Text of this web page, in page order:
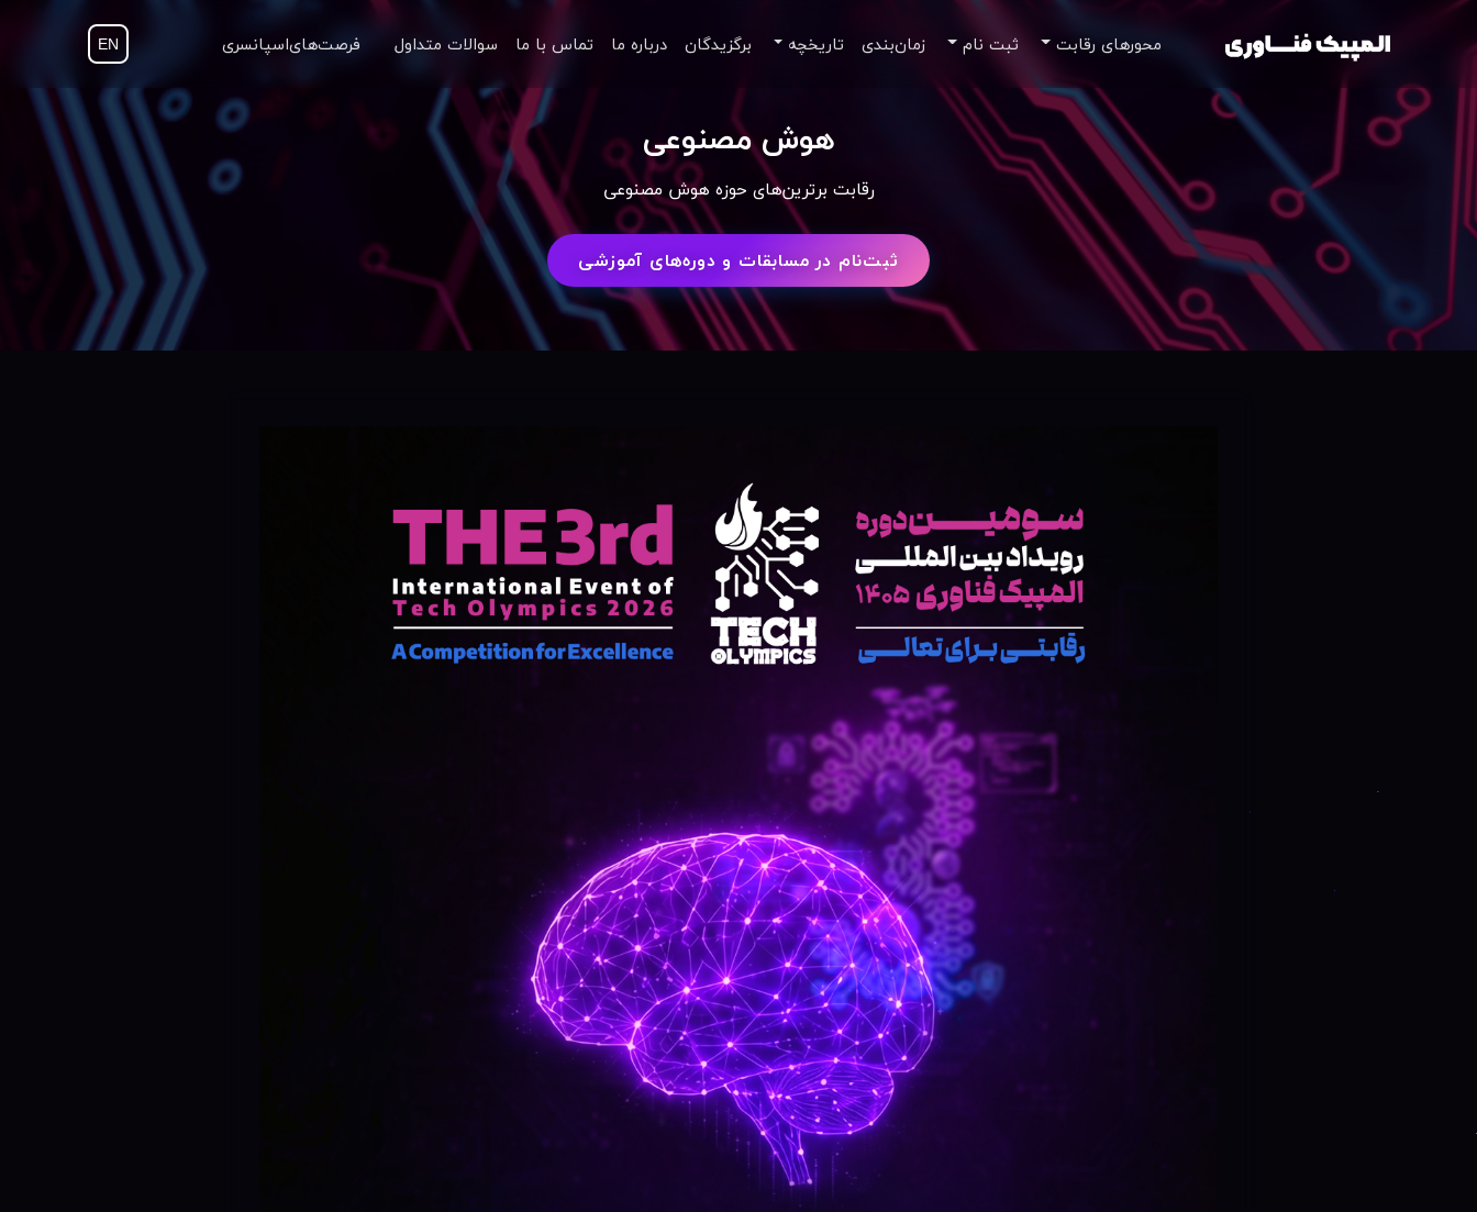
محور‌های رقابت ثبت نام زمان‌بندی تاریخچه برگزیدگان درباره ما تماس با ما سوالات متداول ‌ ‌‌ ‌ ‌فرصت‌های‌اسپانسری EN
هوش مصنوعی
رقابت برترین‌های حوزه هوش مصنوعی
ثبت‌نام در مسابقات و دوره‌های آموزشی